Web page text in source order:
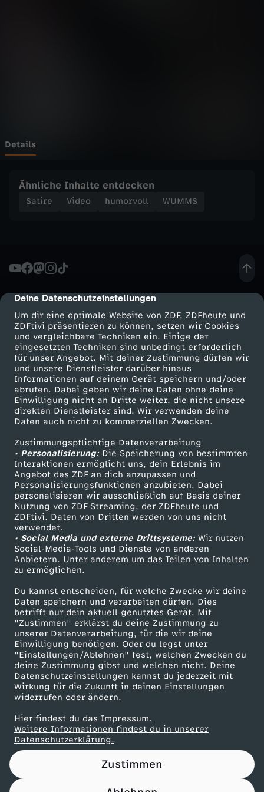
cmp-dialog-description
Deine Datenschutzeinstellungen
Um dir eine optimale Website von ZDF, ZDFheute und
ZDFtivi präsentieren zu können, setzen wir Cookies
und vergleichbare Techniken ein. Einige der
eingesetzten Techniken sind unbedingt erforderlich
für unser Angebot. Mit deiner Zustimmung dürfen wir
und unsere Dienstleister darüber hinaus
Informationen auf deinem Gerät speichern und/oder
abrufen. Dabei geben wir deine Daten ohne deine
Einwilligung nicht an Dritte weiter, die nicht unsere
direkten Dienstleister sind. Wir verwenden deine
Daten auch nicht zu kommerziellen Zwecken.
Zustimmungspflichtige Datenverarbeitung
• Personalisierung:Die Speicherung von bestimmten
Interaktionen ermöglicht uns, dein Erlebnis im
Angebot des ZDF an dich anzupassen und
Personalisierungsfunktionen anzubieten. Dabei
personalisieren wir ausschließlich auf Basis deiner
Nutzung von ZDF Streaming, der ZDFheute und
ZDFtivi. Daten von Dritten werden von uns nicht
verwendet.
• Social Media und externe Drittsysteme:Wir nutzen
Social-Media-Tools und Dienste von anderen
Anbietern. Unter anderem um das Teilen von Inhalten
zu ermöglichen.
Du kannst entscheiden, für welche Zwecke wir deine
Daten speichern und verarbeiten dürfen. Dies
betrifft nur dein aktuell genutztes Gerät. Mit
"Zustimmen" erklärst du deine Zustimmung zu
unserer Datenverarbeitung, für die wir deine
Einwilligung benötigen. Oder du legst unter
"Einstellungen/Ablehnen" fest, welchen Zwecken du
deine Zustimmung gibst und welchen nicht. Deine
Datenschutzeinstellungen kannst du jederzeit mit
Wirkung für die Zukunft in deinen Einstellungen
widerrufen oder ändern.
Hier findest du das Impressum.
Weitere Informationen findest du in unserer
Datenschutzerklärung.
Zustimmen
n
m
n
F
u
ß
b
a
l
l
f
a
n
s
Details
Ähnliche Inhalte entdecken
Satire Video humorvoll WUMMS
Mehr ZDF
ZDF-Apps
Smart TV
ZDFtext
Livestreams
Sendungen A-Z
TV-Programm
Service
ZDFmitreden
Kontakt zum ZDF
Tickets
Zuschauerservice
Hilfe
ZDF Unternehmen
Karriere
ZDF goes Schule
Werbefernsehen
Mainzelmännchen
Partner